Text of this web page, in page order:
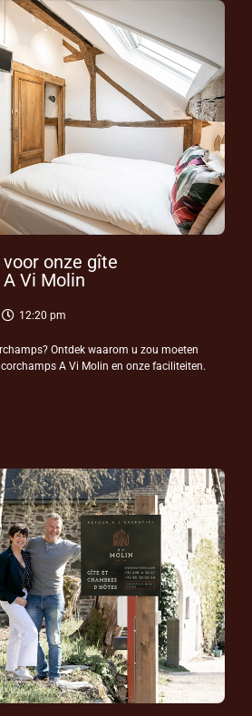
onze gîte
Vi Molin
12:20 pm
Ontdek waarom u zou moeten
A Vi Molin en onze faciliteiten.